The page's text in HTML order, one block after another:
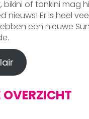
of tankini mag
nieuws! Er is heel
een nieuwe